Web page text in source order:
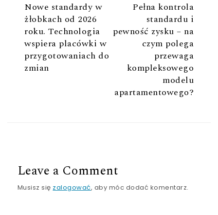
Nowe standardy w
żłobkach od 2026
roku. Technologia
wspiera placówki w
przygotowaniach do
zmian
Pełna kontrola
standardu i
pewność zysku – na
czym polega
przewaga
kompleksowego
modelu
apartamentowego?
Leave a Comment
Musisz się zalogować, aby móc dodać komentarz.